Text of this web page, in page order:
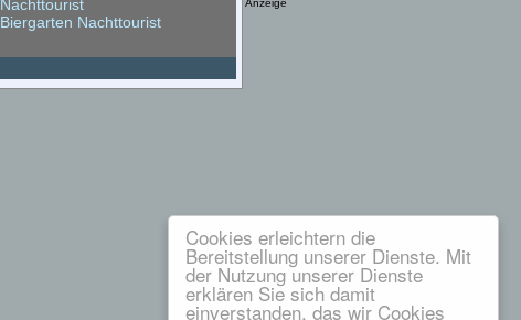
Cookies erleichtern die
Bereitstellung unserer Dienste. Mit
der Nutzung unserer Dienste
erklären Sie sich damit
einverstanden, das wir Cookies
Nachttourist
Biergarten Nachttourist
Anzeige